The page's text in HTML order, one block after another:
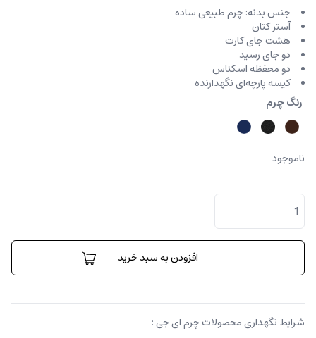
جنس بدنه: چرم طبیعی ساده
آستر کتان
هشت جای کارت
دو جای رسید
دو محفظه اسکناس
کیسه پارچه‌ای نگهدارنده
رنگ چرم
ناموجود
کیف
پول
پیترو
عدد
افزودن به سبد خرید
شرایط نگهداری محصولات چرم ای جی :